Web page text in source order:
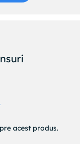
acest produs.